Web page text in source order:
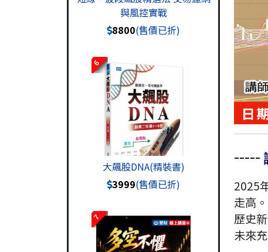
與風控實戰
8800(售價已折)
6
大飆股DNA(精裝書)
3999(售價已折)
7
-----
2025
走高
歷史
未來